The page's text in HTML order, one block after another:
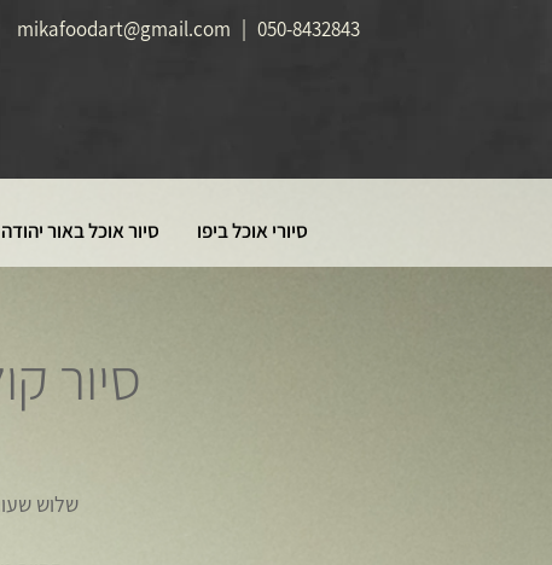
050-8432843
mikafoodart@gmail.com
סיורי אוכל ביפו סיור אוכל באור יהודה
סיור
שלוש